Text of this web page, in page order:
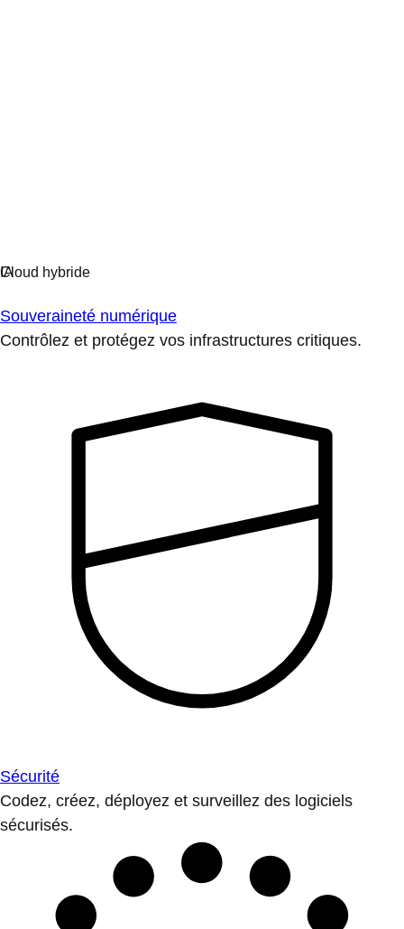
Souveraineté numérique
Contrôlez et protégez vos infrastructures critiques.
Sécurité
Codez, créez, déployez et surveillez des logiciels
sécurisés.